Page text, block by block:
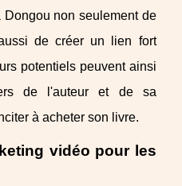
non seulement de
de créer un lien fort
potentiels peuvent ainsi
de l'auteur et de sa
à acheter son livre.
vidéo pour les